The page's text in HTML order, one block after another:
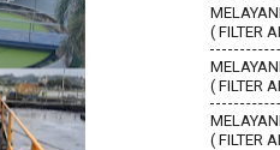
( FILTER
( FILTER
( FILTER